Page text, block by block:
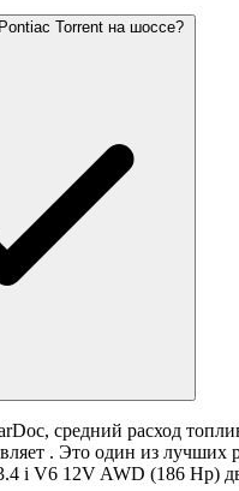
Torrent на шоссе?
средний расход
. Это один из лучших
i V6 12V AWD (186 Hp)